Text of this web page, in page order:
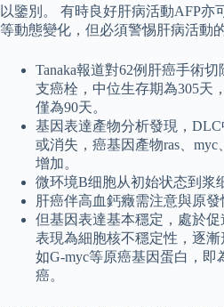
以鑒別。 有時良好肝病活動AFP亦
等動態變化，但必須警惕肝病活動
Tanaka報道對62例肝癌手術
支癌栓，中位生存期為305天
僅為90天。
基因表達產物分析發現，
或消失，癌基因產物ras、
增加。
微环境B细胞从初始状态到浆
肝癌伴高血鈣癥需注意與原
但基因表達基本穩定，處於
表現為細胞核不穩定性，逐
如G-myc等原癌基因蛋白，
癌。